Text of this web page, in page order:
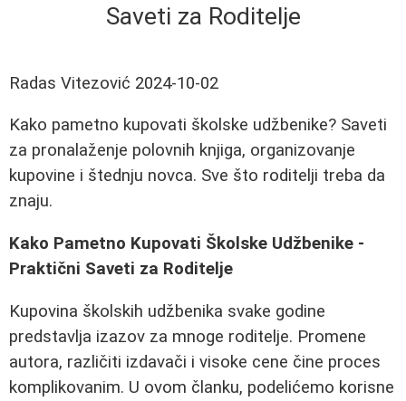
Saveti za Roditelje
Radas Vitezović 2024-10-02
Kako pametno kupovati školske udžbenike? Saveti
za pronalaženje polovnih knjiga, organizovanje
kupovine i štednju novca. Sve što roditelji treba da
znaju.
Kako Pametno Kupovati Školske Udžbenike -
Praktični Saveti za Roditelje
Kupovina školskih udžbenika svake godine
predstavlja izazov za mnoge roditelje. Promene
autora, različiti izdavači i visoke cene čine proces
komplikovanim. U ovom članku, podelićemo korisne